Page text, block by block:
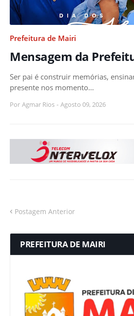
Prefeitura de Mairi
Mensagem da
Ser pai é construir memórias,
presente nos momento…
Por Agmar Rios - Agosto 09, 2026
Postagem Anterior
PREFEITURA DE MAIRI